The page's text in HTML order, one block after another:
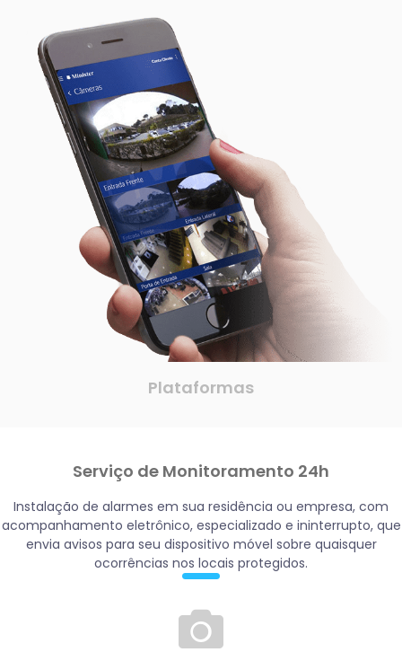
Plataformas
Serviço de Monitoramento 24h
Instalação de alarmes em sua residência ou empresa, com
acompanhamento eletrônico, especializado e ininterrupto, que
envia avisos para seu dispositivo móvel sobre quaisquer
ocorrências nos locais protegidos.